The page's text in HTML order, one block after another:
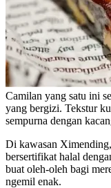
Camilan yang satu ini
yang bergizi. Tekstur
sempurna dengan
Di kawasan
bersertifikat halal
buat oleh-oleh bagi
ngemil enak.